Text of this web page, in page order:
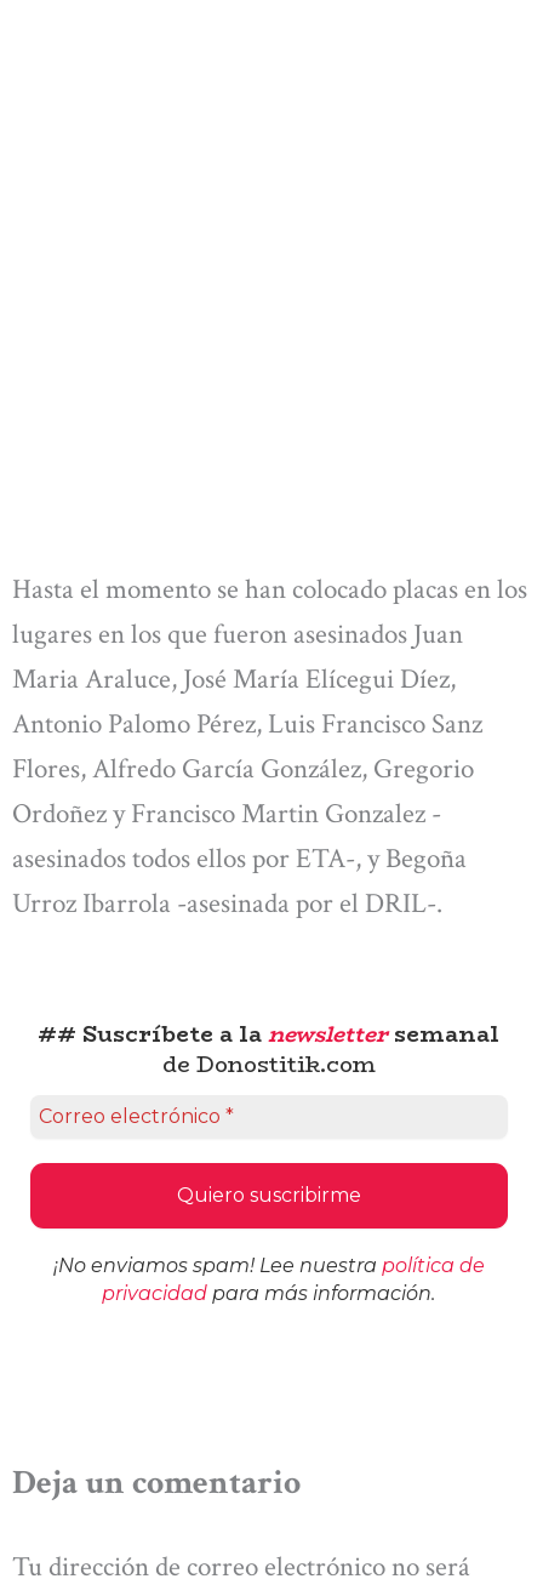
Hasta el momento se han colocado placas en los
lugares en los que fueron asesinados Juan
Maria Araluce, José María Elícegui Díez,
Antonio Palomo Pérez, Luis Francisco Sanz
Flores, Alfredo García González, Gregorio
Ordoñez y Francisco Martin Gonzalez -
asesinados todos ellos por ETA-, y Begoña
Urroz Ibarrola -asesinada por el DRIL-.
## Suscríbete a lanewslettersemanal
de Donostitik.com
¡No enviamos spam! Lee nuestra política de
privacidad para más información.
Deja un comentario
Tu dirección de correo electrónico no será